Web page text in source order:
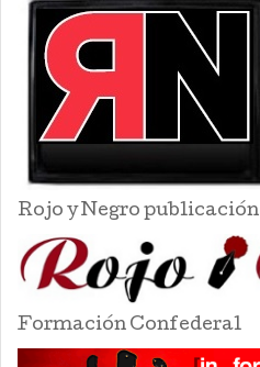
Rojo y Negro publicación
Formación Confederal